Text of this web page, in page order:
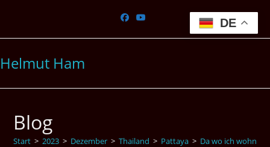
springen
Helmut Ham
Blog
Start > 2023 > Dezember > Thailand > Pattaya > Da wo ich wohne
DE